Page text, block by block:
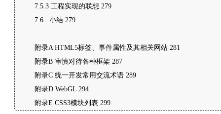
7.5.3 工程实现的联想 279
7.6 小结 279
附录A HTML5标签、事件属性及其相关网站 281
附录B 审慎对待各种框架 287
附录C 统一开发常用交流术语 289
附录D WebGL 294
附录E CSS3模块列表 299